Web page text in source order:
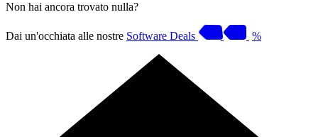
Non hai ancora trovato nulla?
Dai un'occhiata alle nostre Software Deals %